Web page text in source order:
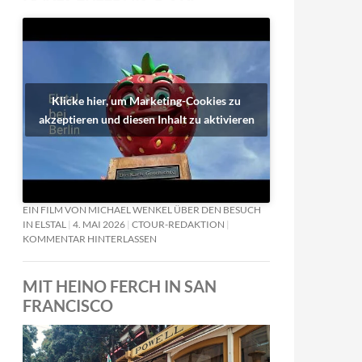
Klicke hier, um Marketing-Cookies zu
akzeptieren und diesen Inhalt zu aktivieren
EIN FILM VON MICHAEL WENKEL ÜBER DEN BESUCH
IN ELSTAL 4. MAI 2026 CTOUR-REDAKTION
KOMMENTAR HINTERLASSEN
MIT HEINO FERCH IN SAN
FRANCISCO